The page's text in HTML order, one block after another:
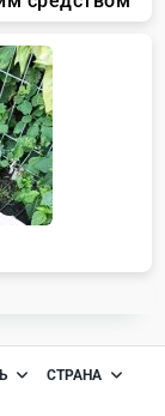
СТРАНА